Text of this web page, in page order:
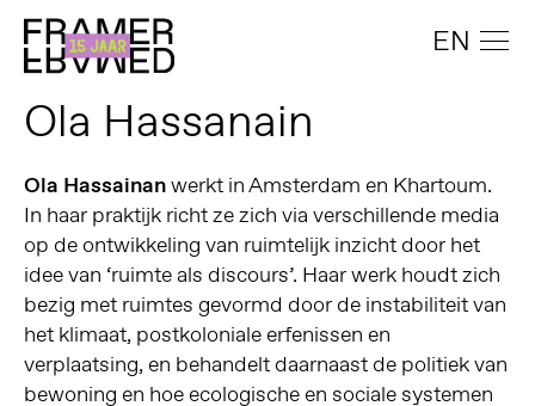
EN
Ola Hassanain
Ola Hassainanwerkt in Amsterdam en Khartoum.
In haar praktijk richt ze zich via verschillende media
op de ontwikkeling van ruimtelijk inzicht door het
idee van ‘ruimte als discours’. Haar werk houdt zich
bezig met ruimtes gevormd door de instabiliteit van
het klimaat, postkoloniale erfenissen en
verplaatsing, en behandelt daarnaast de politiek van
bewoning en hoe ecologische en sociale systemen